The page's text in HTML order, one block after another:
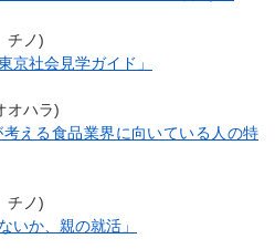
ノ)
京社会見学ガイド」
ハラ)
考える食品業界に向いている人の特
ノ)
いか、親の就活」